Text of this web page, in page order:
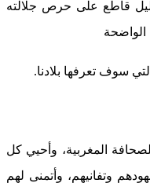
قاطع على حرص جلالته
الواضحة
سوف تعرفها بلادنا.
المغربية، وأحيي كل
وتفانيهم، وأتمنى لهم